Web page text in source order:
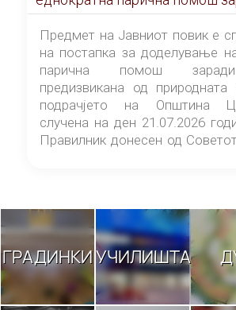
штетата предизвикана од природната
непогода на подрачјето на
Центар-Скопје случена на ден 21.07.2026
година
Предмет на Јавниот повик е
на постапка за доделување
парична помош
предизвикана од природната
подрачјето на Општина
случена на ден 21.07.2026
Правилник донесен од
ГРАДИНКИУЧИЛИШТА